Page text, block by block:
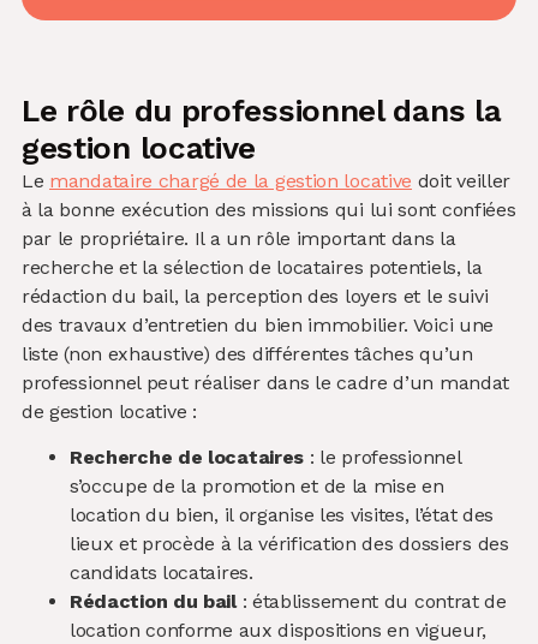
Le rôle du professionnel dans la
gestion locative
Le mandataire chargé de la gestion locative doit veiller
à la bonne exécution des missions qui lui sont confiées
par le propriétaire. Il a un rôle important dans la
recherche et la sélection de locataires potentiels, la
rédaction du bail, la perception des loyers et le suivi
des travaux d’entretien du bien immobilier. Voici une
liste (non exhaustive) des différentes tâches qu’un
professionnel peut réaliser dans le cadre d’un mandat
de gestion locative :
Recherche de locataires : le professionnel
s’occupe de la promotion et de la mise en
location du bien, il organise les visites, l’état des
lieux et procède à la vérification des dossiers des
candidats locataires.
Rédaction du bail: établissement du contrat de
location conforme aux dispositions en vigueur,